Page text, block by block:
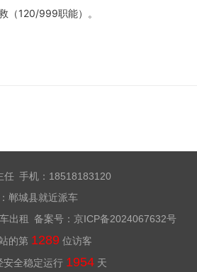
（120/999职能）。
任 手机：18518183120
郸城县就近派车
出租 备案号： 京ICP备2024067632号
的第 1289 位访客
安全稳定运行 1954 天